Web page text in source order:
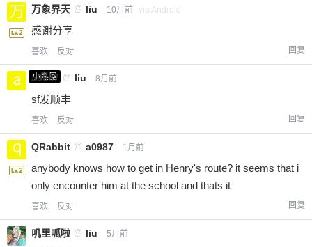
万象界天 @ liu 10月前 via Android
感谢分享
喜欢 反对 回复
小黑屋
a0987 @ liu 8月前
sf发顺丰
喜欢 反对 回复
QRabbit @ a0987 1月前
anybody knows how to get in Henry's route? it seems that i
only encounter him at the school and thats it
喜欢 反对 回复
叽里呱啦 @ liu 5月前